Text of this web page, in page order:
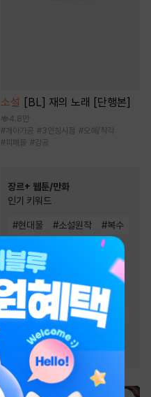
소설 [BL] 재의 노래 [단행본]
4.8만
#개아가공 #3인칭시점 #오해/착각
#피폐물 #강공
장르+ 웹툰/만화
인기 키워드
#현대물 #소설원작 #복수
우정
#역사/시대물
#오피스물 #힐링물
# 다정남
인외존재
#초능력 #환생물 #성장물
친구 #동물
영상화 이세계물